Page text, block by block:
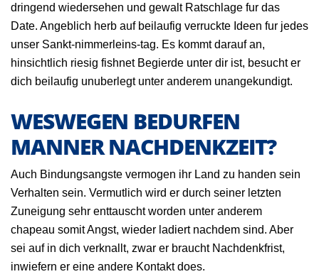
dringend wiedersehen und gewalt Ratschlage fur das
Date. Angeblich herb auf beilaufig verruckte Ideen fur jedes
unser Sankt-nimmerleins-tag. Es kommt darauf an,
hinsichtlich riesig fishnet Begierde unter dir ist, besucht er
dich beilaufig unuberlegt unter anderem unangekundigt.
WESWEGEN BEDURFEN
MANNER NACHDENKZEIT?
Auch Bindungsangste vermogen ihr Land zu handen sein
Verhalten sein. Vermutlich wird er durch seiner letzten
Zuneigung sehr enttauscht worden unter anderem
chapeau somit Angst, wieder ladiert nachdem sind. Aber
sei auf in dich verknallt, zwar er braucht Nachdenkfrist,
inwiefern er eine andere Kontakt does.